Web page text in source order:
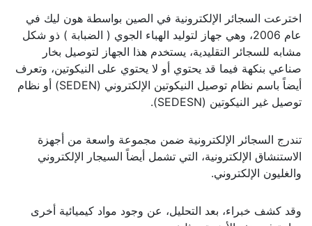
اخترعت السجائر الإلكترونية في الصين بواسطة هون ليك في
عام 2006، وهي جهاز لتوليد الهباء الجوي ( الضبابة ) ذو شكل
مشابه للسجائر التقليدية، يستخدم هذا الجهاز لتوصيل بخار
صناعي بنكهة فيما قد يحتوي أو لا يحتوي على النيكوتين، وتعرف
أيضاً باسم نظام توصيل النيكوتين الإلكتروني (SEDEN) أو نظام
توصيل غير النيكوتين (SEDESN).
تندرج السجائر الإلكترونية ضمن مجموعة واسعة من أجهزة
الاستنشاق الإلكترونية، التي تشمل أيضاً السيجار الإلكتروني
والغليون الإلكتروني.
وقد كشف خبراء، بعد التحليل، عن وجود مواد كيميائية أخرى